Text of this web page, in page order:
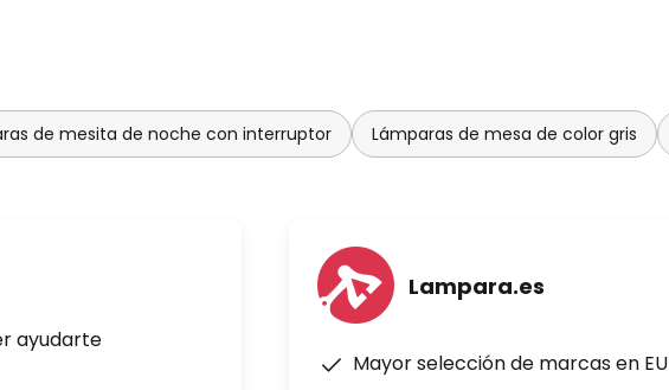
de mesita de noche con interruptor Lámparas de mesa de color gris
ayudarte
Lampara.es
Mayor selección de marcas en EU